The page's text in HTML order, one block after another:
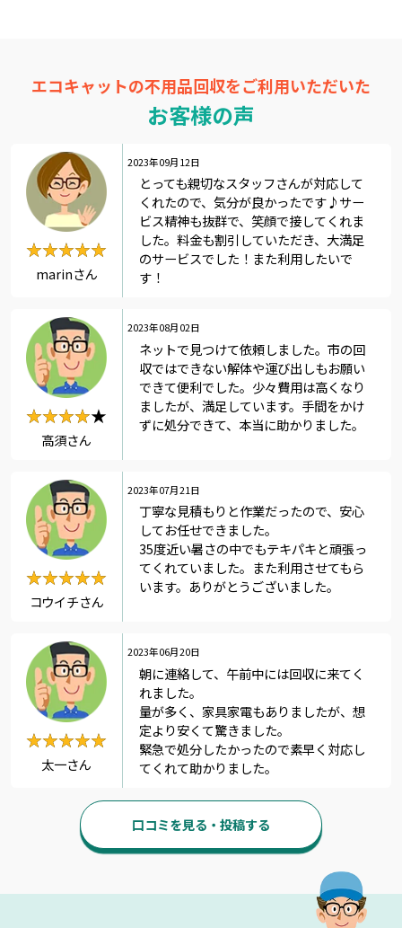
エコキャットの不用品回収をご利用いただいた
お客様の声
2023年09月12日
★★★★★
★★★★★
marinさん
とっても親切なスタッフさんが対応して
くれたので、気分が良かったです♪サー
ビス精神も抜群で、笑顔で接してくれま
した。料金も割引していただき、大満足
のサービスでした！また利用したいで
す！
2023年08月02日
★★★★★
★★★★
高須さん
ネットで見つけて依頼しました。市の回
収ではできない解体や運び出しもお願い
できて便利でした。少々費用は高くなり
ましたが、満足しています。手間をかけ
ずに処分できて、本当に助かりました。
2023年07月21日
★★★★★
★★★★★
コウイチさん
丁寧な見積もりと作業だったので、安心
してお任せできました。
35度近い暑さの中でもテキパキと頑張っ
てくれていました。また利用させてもら
います。ありがとうございました。
2023年06月20日
★★★★★
★★★★★
太一さん
朝に連絡して、午前中には回収に来てく
れました。
量が多く、家具家電もありましたが、想
定より安くて驚きました。
緊急で処分したかったので素早く対応し
てくれて助かりました。
口コミを見る・投稿する